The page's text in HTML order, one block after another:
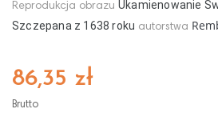
Reprodukcja obrazu Ukamienowanie
Szczepana z 1638 roku autorstwa
86,35 zł
Brutto